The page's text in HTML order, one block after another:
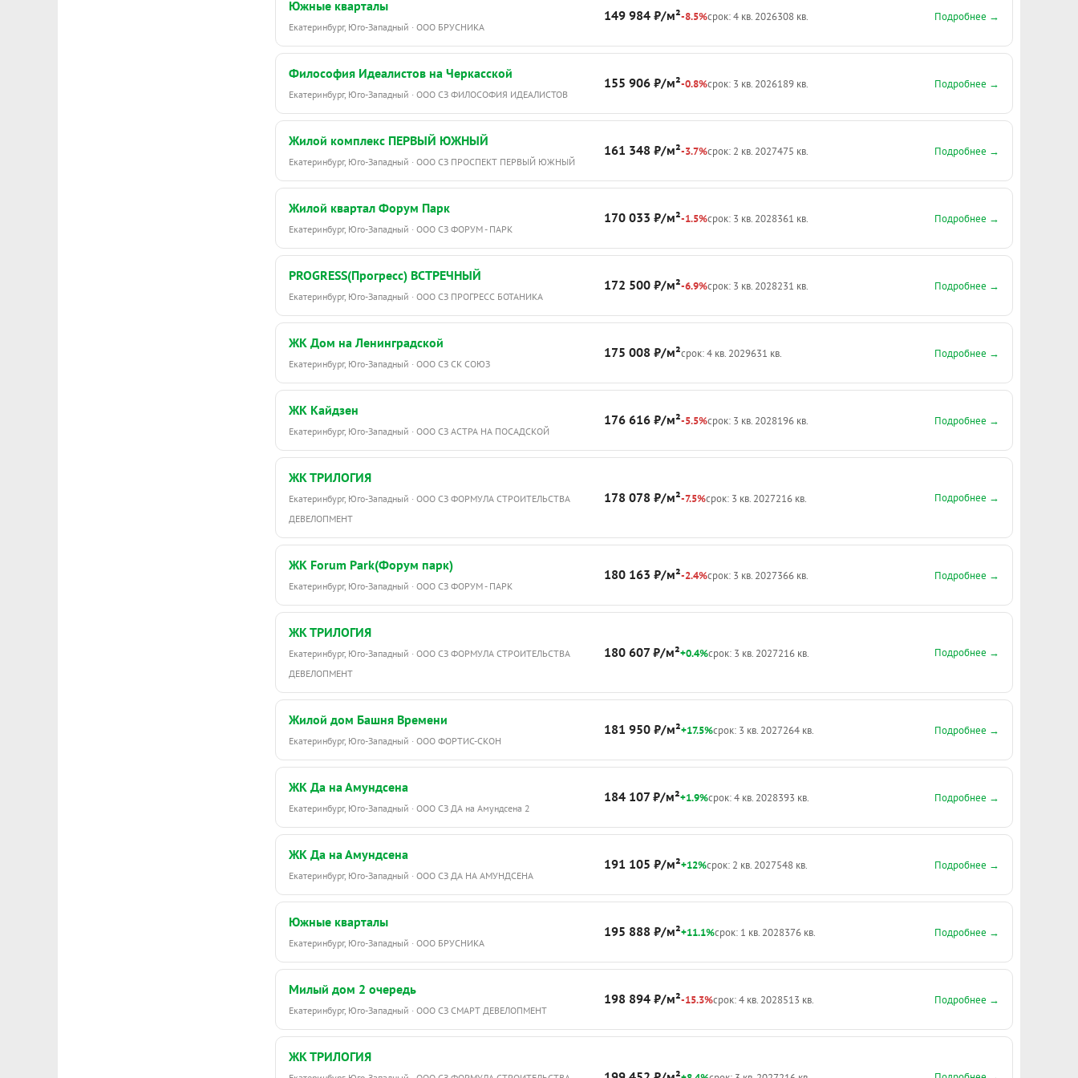
игровых комплексах. Взрослым понравится отдыхать
на подвесных креслах в тени навеса или просто
прогуливаться по территории, где каждый уголок
благоустроен для комфортного времяпровождения.
Сдача дома на Ясной – во II квартале 2025 года.
Подробнее о Дом «на Ясной»
Южные кварталы
Екатеринбург, Юго-Западный · ООО БРУСНИКА
149 984 ₽/м²-8.5%срок: 4 кв. 2026308 кв. Подробнее →
Философия Идеалистов на Черкасской
Екатеринбург, Юго-Западный · ООО СЗ ФИЛОСОФИЯ ИДЕАЛИСТОВ
155 906 ₽/м²-0.8%срок: 3 кв. 2026189 кв. Подробнее →
Жилой комплекс ПЕРВЫЙ ЮЖНЫЙ
Екатеринбург, Юго-Западный · ООО СЗ ПРОСПЕКТ ПЕРВЫЙ ЮЖНЫЙ
161 348 ₽/м²-3.7%срок: 2 кв. 2027475 кв. Подробнее →
Жилой квартал Форум Парк
Екатеринбург, Юго-Западный · ООО СЗ ФОРУМ - ПАРК
170 033 ₽/м²-1.5%срок: 3 кв. 2028361 кв. Подробнее →
PROGRESS(Прогресс) ВСТРЕЧНЫЙ
Екатеринбург, Юго-Западный · ООО СЗ ПРОГРЕСС БОТАНИКА
172 500 ₽/м²-6.9%срок: 3 кв. 2028231 кв. Подробнее →
ЖК Дом на Ленинградской
Екатеринбург, Юго-Западный · ООО СЗ СК СОЮЗ
175 008 ₽/м²срок: 4 кв. 2029631 кв. Подробнее →
ЖК Кайдзен
Екатеринбург, Юго-Западный · ООО СЗ АСТРА НА ПОСАДСКОЙ
176 616 ₽/м²-5.5%срок: 3 кв. 2028196 кв. Подробнее →
ЖК ТРИЛОГИЯ
Екатеринбург, Юго-Западный · ООО СЗ ФОРМУЛА СТРОИТЕЛЬСТВА
ДЕВЕЛОПМЕНТ
178 078 ₽/м²-7.5%срок: 3 кв. 2027216 кв. Подробнее →
ЖК Forum Park(Форум парк)
Екатеринбург, Юго-Западный · ООО СЗ ФОРУМ - ПАРК
180 163 ₽/м²-2.4%срок: 3 кв. 2027366 кв. Подробнее →
ЖК ТРИЛОГИЯ
Екатеринбург, Юго-Западный · ООО СЗ ФОРМУЛА СТРОИТЕЛЬСТВА
ДЕВЕЛОПМЕНТ
180 607 ₽/м²+0.4%срок: 3 кв. 2027216 кв. Подробнее →
Жилой дом Башня Времени
Екатеринбург, Юго-Западный · ООО ФОРТИС-СКОН
181 950 ₽/м²+17.5%срок: 3 кв. 2027264 кв. Подробнее →
ЖК Да на Амундсена
Екатеринбург, Юго-Западный · ООО СЗ ДА на Амундсена 2
184 107 ₽/м²+1.9%срок: 4 кв. 2028393 кв. Подробнее →
ЖК Да на Амундсена
Екатеринбург, Юго-Западный · ООО СЗ ДА НА АМУНДСЕНА
191 105 ₽/м²+12%срок: 2 кв. 2027548 кв. Подробнее →
Южные кварталы
Екатеринбург, Юго-Западный · ООО БРУСНИКА
195 888 ₽/м²+11.1%срок: 1 кв. 2028376 кв. Подробнее →
Милый дом 2 очередь
Екатеринбург, Юго-Западный · ООО СЗ СМАРТ ДЕВЕЛОПМЕНТ
198 894 ₽/м²-15.3%срок: 4 кв. 2028513 кв. Подробнее →
ЖК ТРИЛОГИЯ